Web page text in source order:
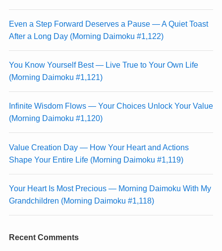
Even a Step Forward Deserves a Pause — A Quiet Toast
After a Long Day (Morning Daimoku #1,122)
You Know Yourself Best — Live True to Your Own Life
(Morning Daimoku #1,121)
Infinite Wisdom Flows — Your Choices Unlock Your Value
(Morning Daimoku #1,120)
Value Creation Day — How Your Heart and Actions
Shape Your Entire Life (Morning Daimoku #1,119)
Your Heart Is Most Precious — Morning Daimoku With My
Grandchildren (Morning Daimoku #1,118)
Recent Comments